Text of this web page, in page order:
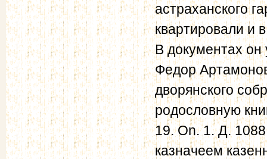
астраханского
квартировали и
В документах он
Федор
дворянского
родословную
19. On. 1. Д.
казначеем